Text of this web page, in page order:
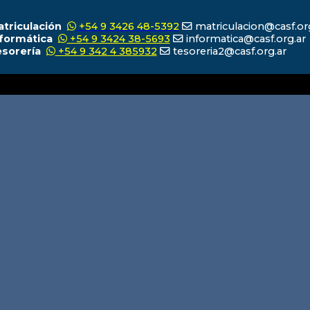
+54 9 3426 48-5392
+54 9 3424 38-5693
informatica@casf.org.ar
+54 9 342 4 385932 tesoreria2@casf.org.ar